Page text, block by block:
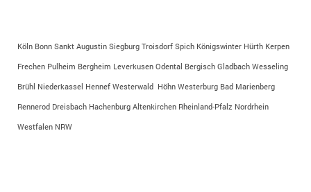
Köln Bonn Sankt Augustin Siegburg Troisdorf Spich Königswinter Hürth Kerpen
Frechen Pulheim Bergheim Leverkusen Odental Bergisch Gladbach Wesseling
Brühl Niederkassel Hennef Westerwald Höhn Westerburg Bad Marienberg
Rennerod Dreisbach Hachenburg Altenkirchen Rheinland-Pfalz Nordrhein
Westfalen NRW